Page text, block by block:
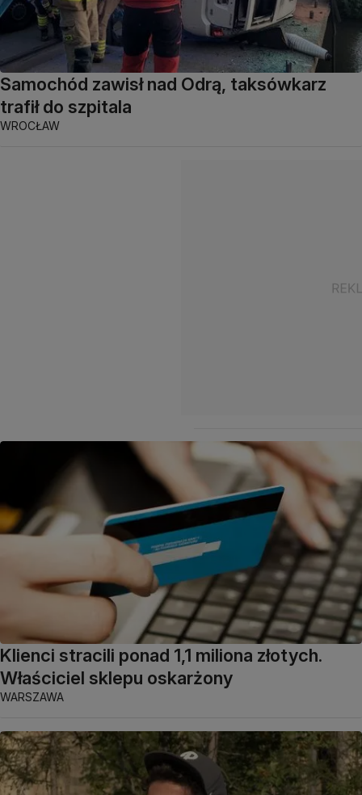
Samochód zawisł nad Odrą, taksówkarz
trafił do szpitala
WROCŁAW
Klienci stracili ponad 1,1 miliona złotych.
Właściciel sklepu oskarżony
WARSZAWA